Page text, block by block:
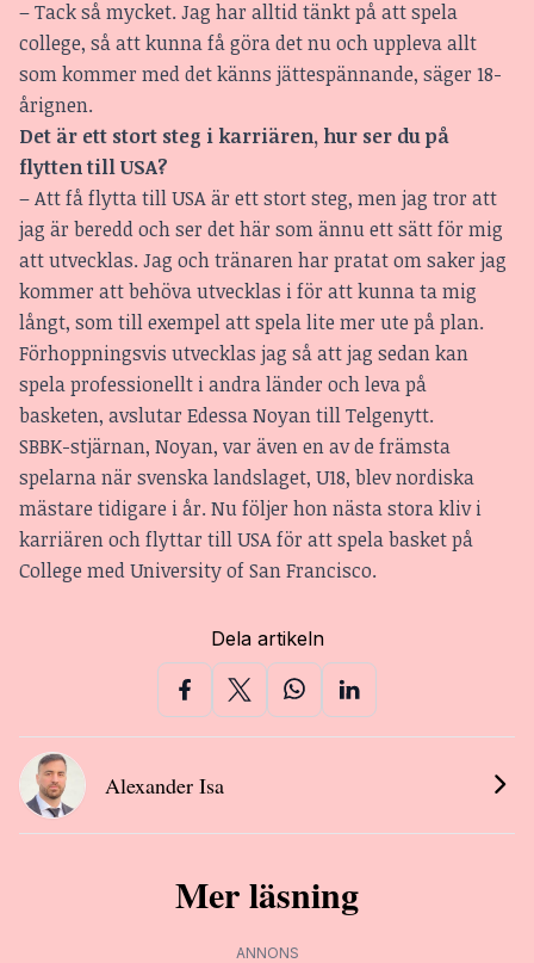
– Tack så mycket. Jag har alltid tänkt på att spela
college, så att kunna få göra det nu och uppleva allt
som kommer med det känns jättespännande, säger 18-
årignen.
Det är ett stort steg i karriären, hur ser du på
flytten till USA?
– Att få flytta till USA är ett stort steg, men jag tror att
jag är beredd och ser det här som ännu ett sätt för mig
att utvecklas. Jag och tränaren har pratat om saker jag
kommer att behöva utvecklas i för att kunna ta mig
långt, som till exempel att spela lite mer ute på plan.
Förhoppningsvis utvecklas jag så att jag sedan kan
spela professionellt i andra länder och leva på
basketen, avslutar Edessa Noyan till Telgenytt.
SBBK-stjärnan, Noyan, var även en av de främsta
spelarna när svenska landslaget, U18, blev nordiska
mästare tidigare i år. Nu följer hon nästa stora kliv i
karriären och flyttar till USA för att spela basket på
College med University of San Francisco.
Dela artikeln
Alexander Isa
Mer läsning
ANNONS